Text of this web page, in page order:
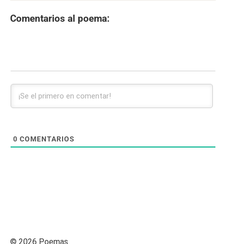
Comentarios al poema:
0 COMENTARIOS
© 2026 Poemas